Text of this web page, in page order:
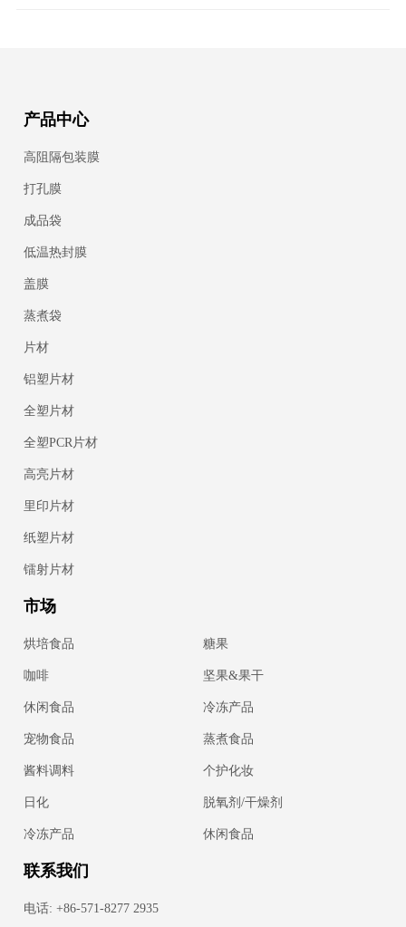
产品中心
高阻隔包装膜
打孔膜
成品袋
低温热封膜
盖膜
蒸煮袋
片材
铝塑片材
全塑片材
全塑PCR片材
高亮片材
里印片材
纸塑片材
镭射片材
市场
烘培食品 糖果
咖啡 坚果&果干
休闲食品 冷冻产品
宠物食品 蒸煮食品
酱料调料 个护化妆
日化 脱氧剂/干燥剂
冷冻产品 休闲食品
联系我们
电话: +86-571-8277 2935